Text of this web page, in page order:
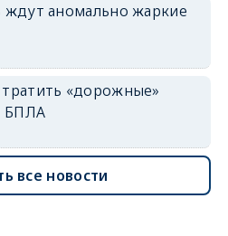
аномально жаркие
«дорожные»
БПЛА
все новости